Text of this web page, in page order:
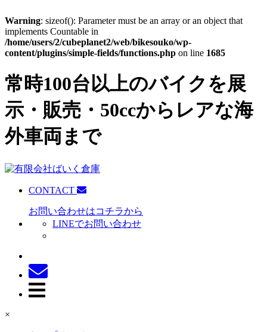
Warning: sizeof(): Parameter must be an array or an object that
implements Countable in
/home/users/2/cubeplanet2/web/bikesouko/wp-
content/plugins/simple-fields/functions.php on line 1685
常時100台以上のバイクを展
示・販売・50ccからレアな海
外車両まで
CONTACT
お問い合わせはコチラから
LINEでお問い合わせ
×